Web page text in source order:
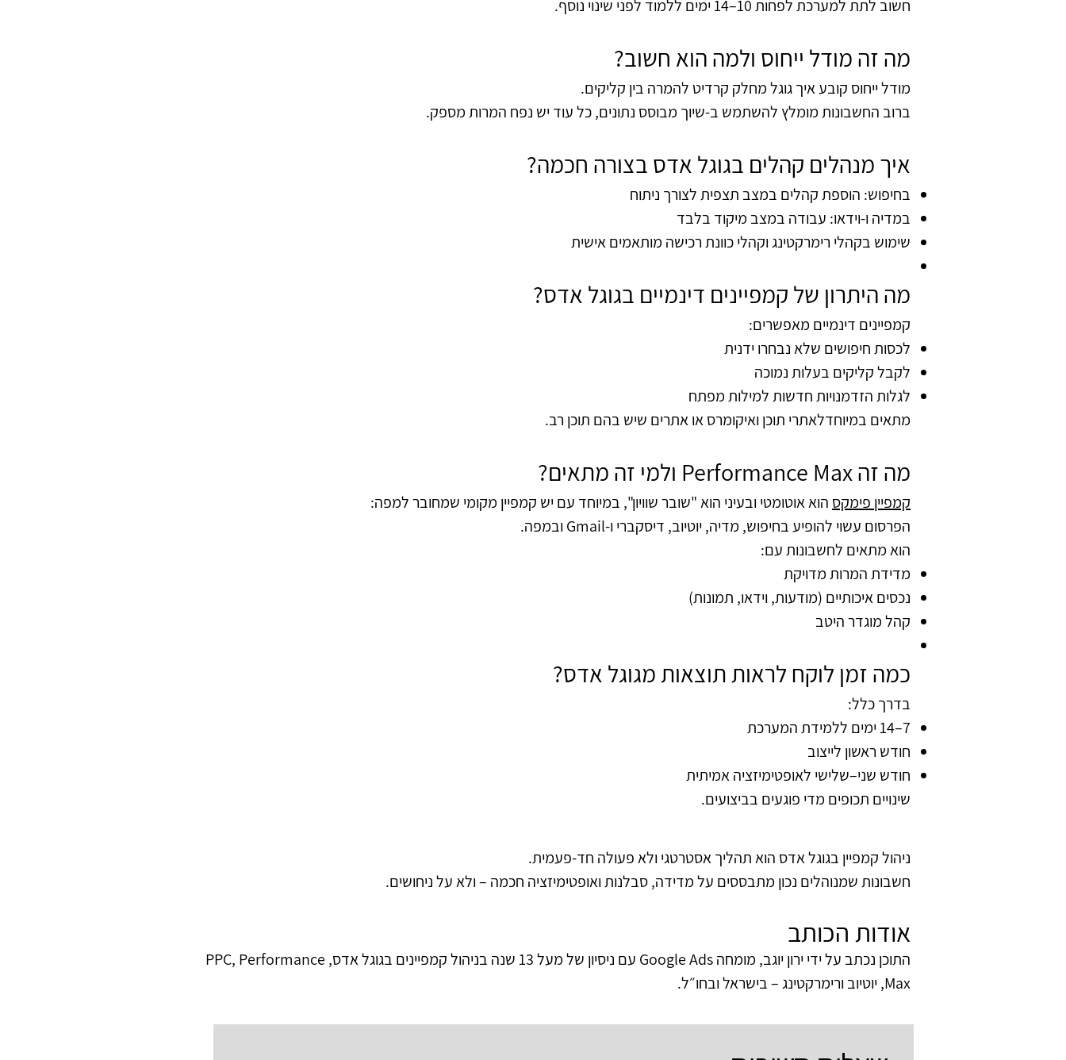
חשוב לתת למערכת לפחות 10–14 ימים ללמוד לפני שינוי נוסף.
מה זה מודל ייחוס ולמה הוא חשוב?
מודל ייחוס קובע איך גוגל מחלק קרדיט להמרה בין קליקים.
ברוב החשבונות מומלץ להשתמש ב-שיוך מבוסס נתונים, כל עוד יש נפח המרות מספק.
איך מנהלים קהלים בגוגל אדס בצורה חכמה?
בחיפוש: הוספת קהלים במצב תצפית לצורך ניתוח
במדיה ו-וידאו: עבודה במצב מיקוד בלבד
שימוש בקהלי רימרקטינג וקהלי כוונת רכישה מותאמים אישית
מה היתרון של קמפיינים דינמיים בגוגל אדס?
קמפיינים דינמיים מאפשרים:
לכסות חיפושים שלא נבחרו ידנית
לקבל קליקים בעלות נמוכה
לגלות הזדמנויות חדשות למילות מפתח
מתאים במיוחדלאתרי תוכן ואיקומרס או אתרים שיש בהם תוכן רב.
​​מה זה Performance Max ולמי זה מתאים?
קמפיין פימקס הוא אוטומטי ובעיני הוא "שובר שוויון", במיוחד עם יש קמפיין מקומי שמחובר למפה:
הפרסום עשוי להופיע בחיפוש, מדיה, יוטיוב, דיסקברי ו-Gmail ובמפה.
הוא מתאים לחשבונות עם:
מדידת המרות מדויקת
נכסים איכותיים (מודעות, וידאו, תמונות)
קהל מוגדר היטב
כמה זמן לוקח לראות תוצאות מגוגל אדס?
בדרך כלל:
7–14 ימים ללמידת המערכת
חודש ראשון לייצוב
חודש שני–שלישי לאופטימיזציה אמיתית
שינויים תכופים מדי פוגעים בביצועים.
ניהול קמפיין בגוגל אדס הוא תהליך אסטרטגי ולא פעולה חד-פעמית.
חשבונות שמנוהלים נכון מתבססים על מדידה, סבלנות ואופטימיזציה חכמה – ולא על ניחושים.
אודות הכותב
התוכן נכתב על ידי ירון יוגב, מומחה Google Ads עם ניסיון של מעל 13 שנה בניהול קמפיינים בגוגל אדס, PPC, Performance
Max, יוטיוב ורימרקטינג – בישראל ובחו״ל.